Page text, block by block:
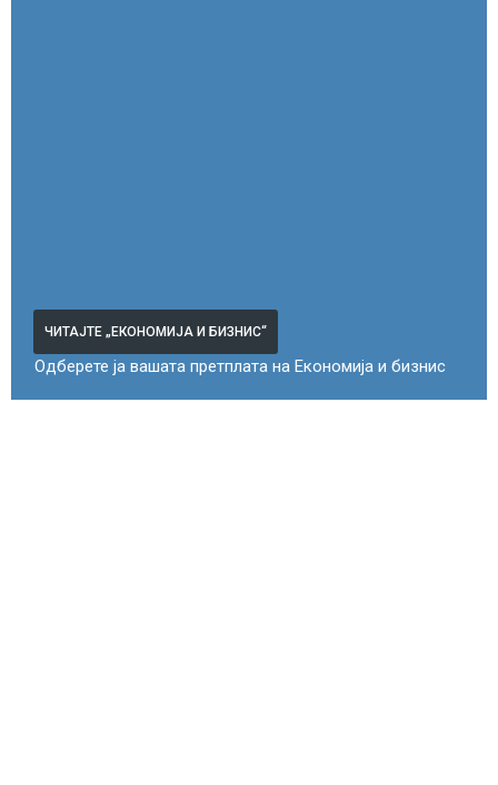
ЧИТАЈТЕ „ЕКОНОМИЈА И БИЗНИС“
Одберете ја вашата претплата на Економија и бизнис